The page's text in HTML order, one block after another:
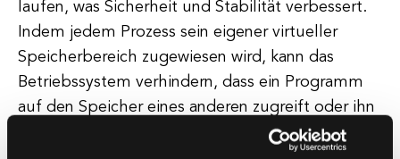
laufen, was Sicherheit und Stabilität verbessert.
Indem jedem Prozess sein eigener virtueller
Speicherbereich zugewiesen wird, kann das
Betriebssystem verhindern, dass ein Programm
auf den Speicher eines anderen zugreift oder ihn
ändert, wodurch das Risiko von Abstürzen und